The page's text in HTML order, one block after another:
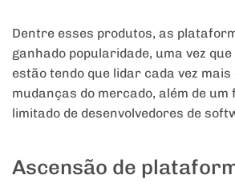
Dentre esses produtos, as
ganhado popularidade, uma vez
estão tendo que lidar cada vez
mudanças do mercado, além de
limitado de desenvolvedores de
Ascensão de